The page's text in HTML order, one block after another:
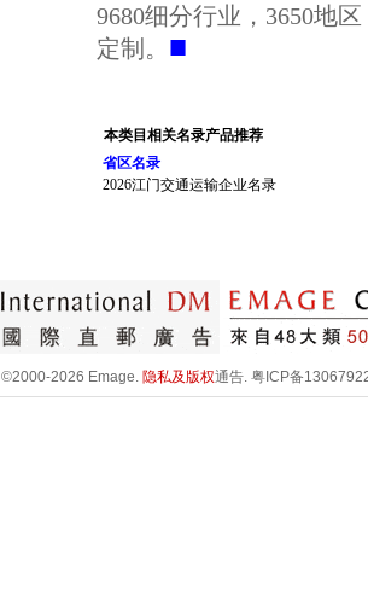
9680细分行业，3650地
定制。 ■
本类目相关名录产品推荐
省区名录
2026江门交通运输企业名录
©2000-2026 Emage. 隐私及版权通告. 粤ICP备